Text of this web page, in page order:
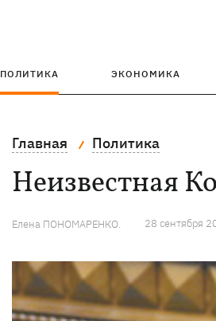
ПОЛИТИКА ЭКОНОМИКА
Главная Политика
Неизвестная
Елена ПОНОМАРЕНКО. 28 сентября